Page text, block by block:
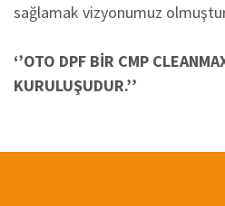
sağlamak vizyonumuz
‘’OTO DPF BİR CMP
KURULUŞUDUR.’’